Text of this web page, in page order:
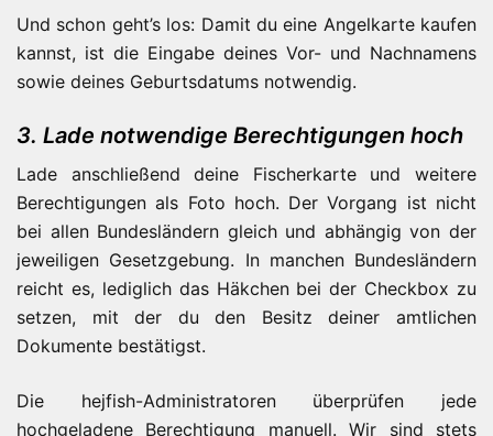
Und schon geht’s los: Damit du eine Angelkarte kaufen
kannst, ist die Eingabe deines Vor- und Nachnamens
sowie deines Geburtsdatums notwendig.
3. Lade notwendige Berechtigungen hoch
Lade anschließend deine Fischerkarte und weitere
Berechtigungen als Foto hoch. Der Vorgang ist nicht
bei allen Bundesländern gleich und abhängig von der
jeweiligen Gesetzgebung. In manchen Bundesländern
reicht es, lediglich das Häkchen bei der Checkbox zu
setzen, mit der du den Besitz deiner amtlichen
Dokumente bestätigst.
Die hejfish-Administratoren überprüfen jede
hochgeladene Berechtigung manuell. Wir sind stets